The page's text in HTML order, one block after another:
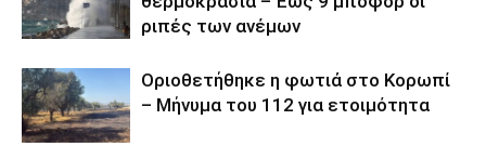
ριπές των ανέμων
Οριοθετήθηκε η φωτιά στο Κορωπί
– Μήνυμα του 112 για ετοιμότητα